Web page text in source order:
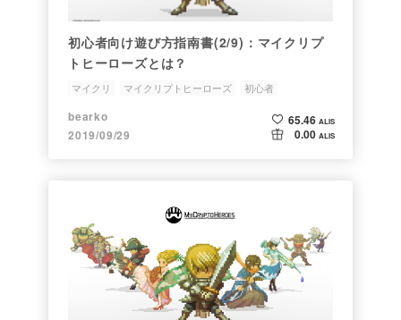
初心者向け遊び方指南書(2/9)：マイクリプ
トヒーローズとは？
マイクリ マイクリプトヒーローズ
初心者
ブロックチェーンゲーム
bearko
2019/09/29
65.46 ALIS
0.00 ALIS